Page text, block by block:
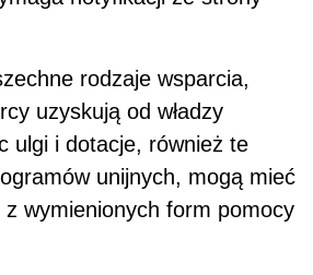
rodzaje wsparcia,
uzyskują od władzy
ulgi i dotacje, również te
unijnych, mogą mieć
wymienionych form pomocy